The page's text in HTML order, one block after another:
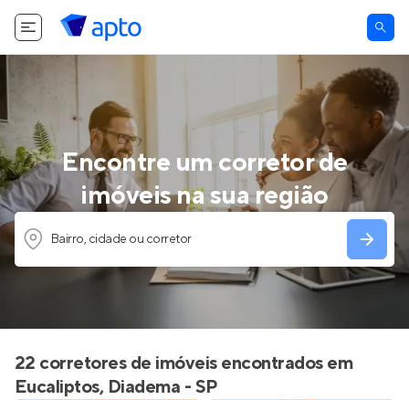
Encontre um corretor de
imóveis na sua região
Bairro, cidade ou corretor
22 corretores de imóveis encontrados em
Eucaliptos, Diadema - SP